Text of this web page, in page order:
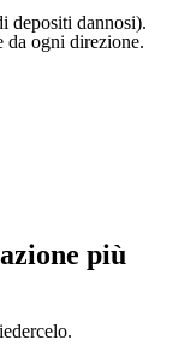
depositi dannosi).
da ogni direzione.
più